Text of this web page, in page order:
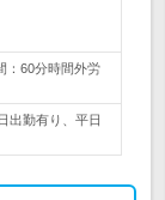
：60分時間外労
出勤有り、平日